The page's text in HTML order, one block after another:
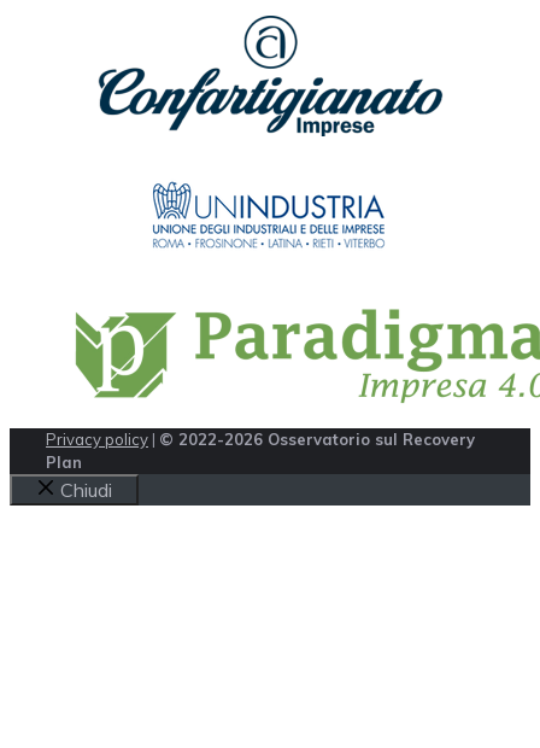
Privacy policy | © 2022-2026 Osservatorio sul Recovery
Plan
Chiudi